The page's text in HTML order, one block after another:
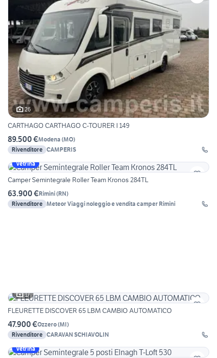
26
CARTHAGO CARTHAGO C-TOURER I 149
89.500 €Modena (MO)
Rivenditore CAMPERIS
Vetrina
Camper Semintegrale Roller Team Kronos 284TL
63.900 €Rimini(RN)
Rivenditore Meteor Viaggi noleggio e vendita camper Rimini
17
FLEURETTE DISCOVER 65 LBM CAMBIO AUTOMATICO
47.900 €Ozzero(MI)
Rivenditore CARAVAN SCHIAVOLIN
Vetrina